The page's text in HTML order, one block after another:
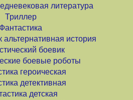
литература
Триллер
Фантастика
альтернативная история
боевик
боевые роботы
героическая
детективная
детская